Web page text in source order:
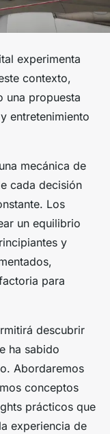
experimenta
contexto,
una propuesta
entretenimiento
mecánica de
cada decisión
Los
un equilibrio
y
para
descubrir
ha sabido
Abordaremos
conceptos
prácticos que
experiencia de